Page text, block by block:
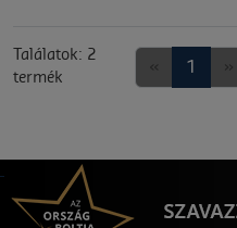
Találatok: 2
termék
1